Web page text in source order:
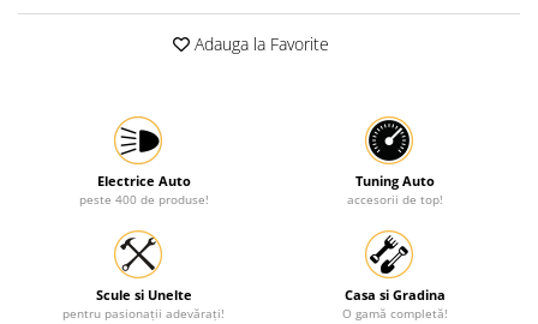
Suport auto
Suport motocicleta
Tunuri de caldura si aeroteme
Utilaje constructie
Adauga la Favorite
Electrice Auto
peste 400 de produse!
Tuning Auto
accesorii de top!
Scule si Unelte
pentru pasionații adevărați!
Casa si Gradina
O gamă completă!